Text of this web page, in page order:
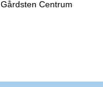
Gårdsten Centrum